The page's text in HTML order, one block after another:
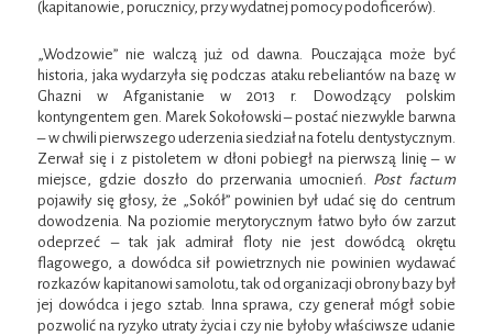
(kapitanowie, porucznicy, przy wydatnej pomocy podoficerów).
„Wodzowie” nie walczą już od dawna. Pouczająca może być
historia, jaka wydarzyła się podczas ataku rebeliantów na bazę w
Ghazni w Afganistanie w 2013 r. Dowodzący polskim
kontyngentem gen. Marek Sokołowski – postać niezwykle barwna
– w chwili pierwszego uderzenia siedział na fotelu dentystycznym.
Zerwał się i z pistoletem w dłoni pobiegł na pierwszą linię – w
miejsce, gdzie doszło do przerwania umocnień. Post factum
pojawiły się głosy, że „Sokół” powinien był udać się do centrum
dowodzenia. Na poziomie merytorycznym łatwo było ów zarzut
odeprzeć – tak jak admirał floty nie jest dowódcą okrętu
flagowego, a dowódca sił powietrznych nie powinien wydawać
rozkazów kapitanowi samolotu, tak od organizacji obrony bazy był
jej dowódca i jego sztab. Inna sprawa, czy generał mógł sobie
pozwolić na ryzyko utraty życia i czy nie byłoby właściwsze udanie